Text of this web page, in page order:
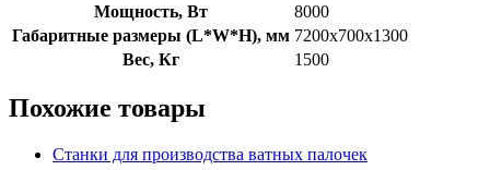
Мощность, Вт
8000
Габаритные размеры (L*W*H), мм 7200x700x1300
Вес, Кг
1500
Похожие товары
Станки для производства ватных палочек